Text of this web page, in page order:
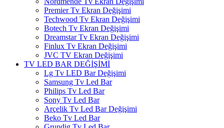
Premier Tv Ekran Değişimi
Techwood Tv Ekran Değişimi
Botech Tv Ekran Değişimi
Dreamstar Tv Ekran Değişimi
Finlux Tv Ekran Değişimi
JVC TV Ekran Değişimi
TV LED BAR DEĞİŞİMİ
Lg Tv LED Bar Değişimi
Samsung Tv Led Bar
Philips Tv Led Bar
Sony Tv Led Bar
Arçelik Tv Led Bar Değişimi
Beko Tv Led Bar